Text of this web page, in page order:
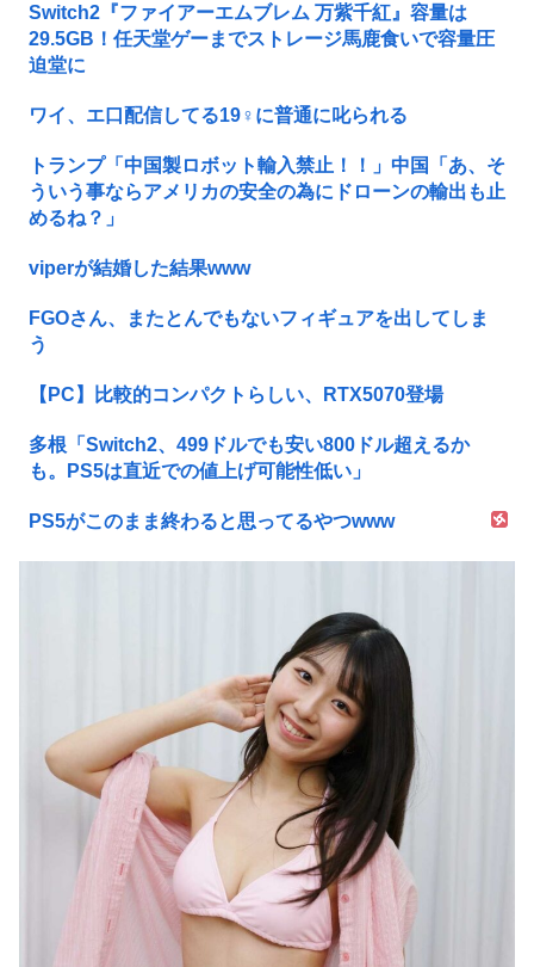
Switch2『ファイアーエムブレム 万紫千紅』容量は
29.5GB！任天堂ゲーまでストレージ馬鹿食いで容量圧
迫堂に
ワイ、エ口配信してる19♀に普通に叱られる
トランプ「中国製ロボット輸入禁止！！」中国「あ、そ
ういう事ならアメリカの安全の為にドローンの輸出も止
めるね？」
viperが結婚した結果www
FGOさん、またとんでもないフィギュアを出してしま
う
【PC】比較的コンパクトらしい、RTX5070登場
多根「Switch2、499ドルでも安い800ドル超えるか
も。PS5は直近での値上げ可能性低い」
PS5がこのまま終わると思ってるやつwww